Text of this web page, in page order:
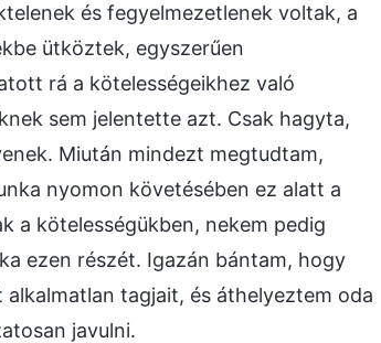
és fegyelmezetlenek voltak, a
ütköztek, egyszerűen
rá a kötelességeikhez való
sem jelentette azt. Csak hagyta,
Miután mindezt megtudtam,
nyomon követésében ez alatt a
a kötelességükben, nekem pedig
ezen részét. Igazán bántam, hogy
tagjait, és áthelyeztem oda
javulni.